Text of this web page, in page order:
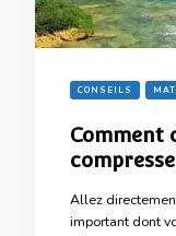
CONSEILS
Comment
Allez
important dont